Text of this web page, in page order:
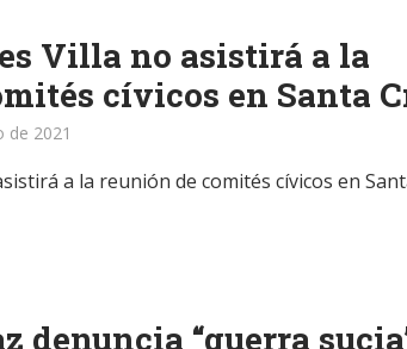
Villa no asistirá a la
cívicos en Santa
de 2021
a la reunión de comités cívicos en
denuncia “guerra